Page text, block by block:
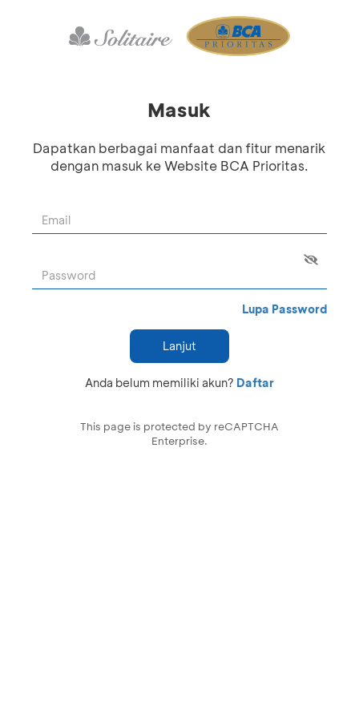
Masuk
Dapatkan berbagai manfaat dan fitur menarik
dengan masuk ke Website BCA Prioritas.
Lupa Password
Lanjut
Anda belum memiliki akun? Daftar
This page is protected by reCAPTCHA
Enterprise.